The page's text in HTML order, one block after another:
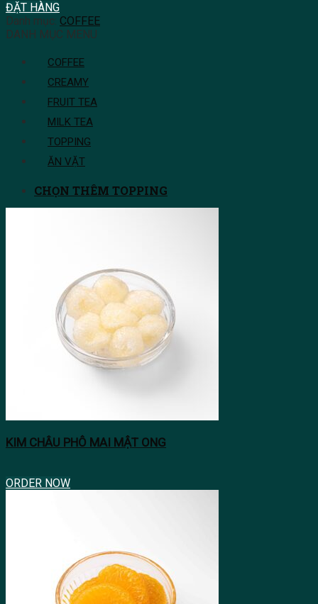
ĐẶT HÀNG
Danh mục: COFFEE
DANH MỤC MENU
COFFEE
CREAMY
FRUIT TEA
MILK TEA
TOPPING
ĂN VẶT
CHỌN THÊM TOPPING
KIM CHÂU PHÔ MAI MẬT ONG
ORDER NOW